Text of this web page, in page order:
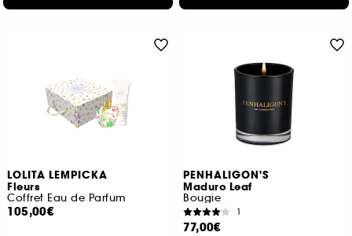
LOLITA LEMPICKA
Fleurs
Coffret Eau de Parfum
105,00€
PENHALIGON'S
Maduro Leaf
Bougie
1
77,00€